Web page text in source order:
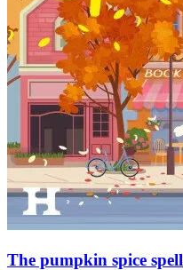
The pumpkin spice spell